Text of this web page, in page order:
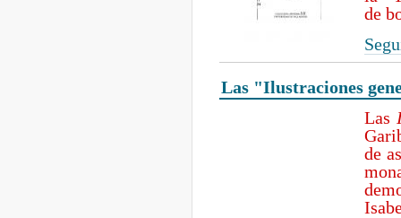
de
Las "Ilustraciones
Las
de